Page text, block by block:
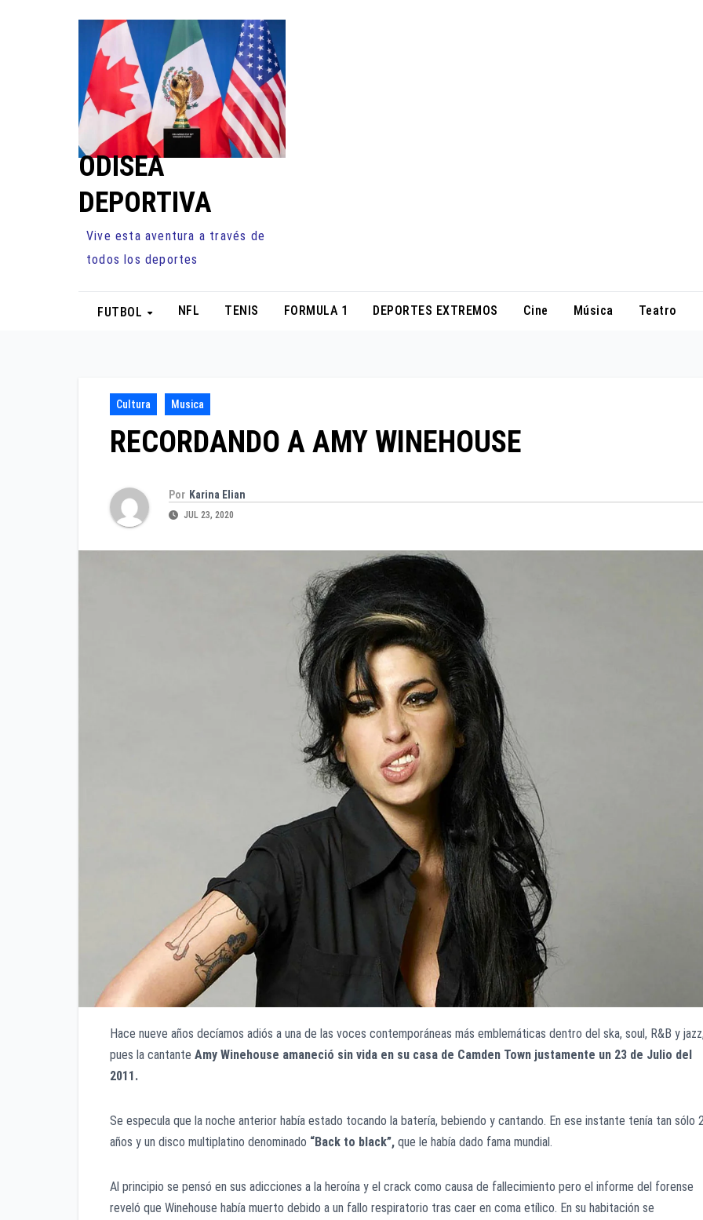
ODISEA
DEPORTIVA
Vive esta aventura a través de
todos los deportes
FUTBOL NFL TENIS FORMULA 1 DEPORTES EXTREMOS Cine Música Teatro
Cultura Musica
RECORDANDO A AMY WINEHOUSE
Por Karina Elian
JUL 23, 2020
Hace nueve años decíamos adiós a una de las voces contemporáneas más emblemáticas dentro del ska, soul, R&B y
pues la cantante Amy Winehouse amaneció sin vida en su casa de Camden Town justamente un 23 de Julio del
2011.
Se especula que la noche anterior había estado tocando la batería, bebiendo y cantando. En ese instante tenía tan sólo
años y un disco multiplatino denominado “Back to black”, que le había dado fama mundial.
Al principio se pensó en sus adicciones a la heroína y el crack como causa de fallecimiento pero el informe del forense
reveló que Winehouse había muerto debido a un fallo respiratorio tras caer en coma etílico. En su habitación se